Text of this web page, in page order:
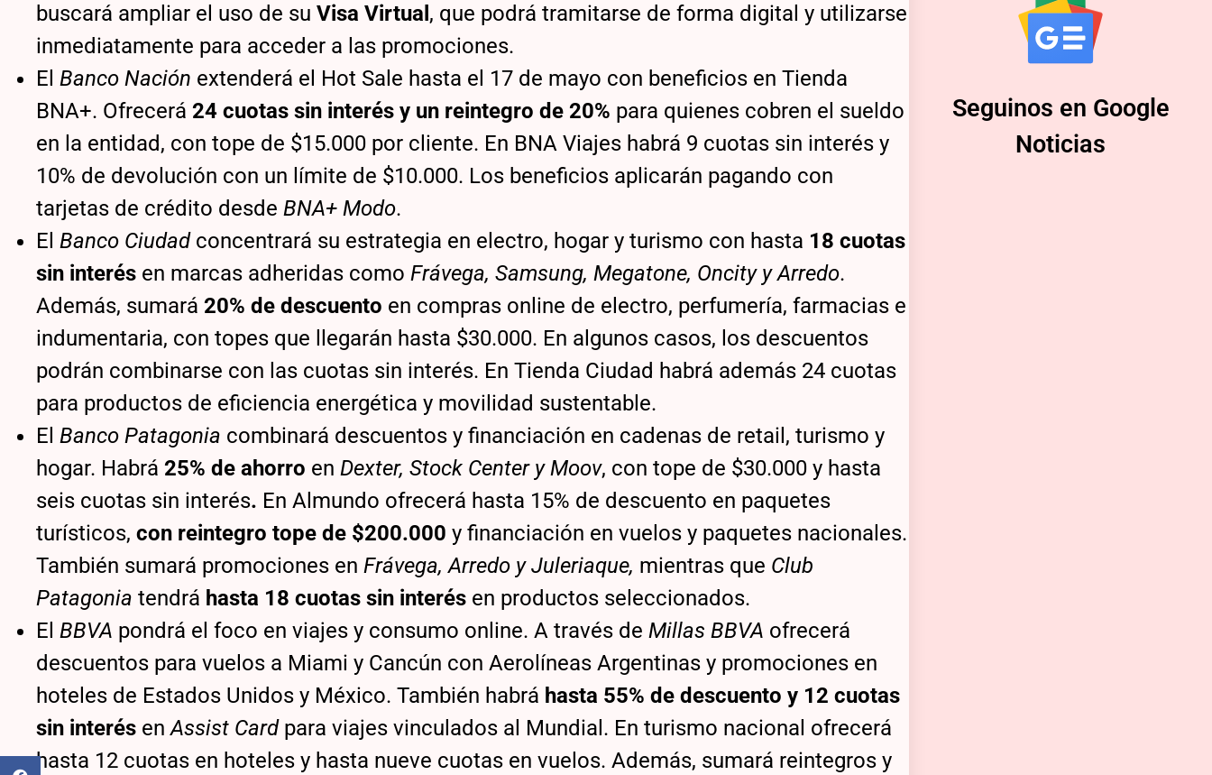
buscará ampliar el uso de su Visa Virtual , que podrá tramitarse de forma digital y utilizarse
inmediatamente para acceder a las promociones.
El Banco Nación extenderá el Hot Sale hasta el 17 de mayo con beneficios en Tienda
BNA+. Ofrecerá 24 cuotas sin interés y un reintegro de 20% para quienes cobren el sueldo
en la entidad, con tope de $15.000 por cliente. En BNA Viajes habrá 9 cuotas sin interés y
10% de devolución con un límite de $10.000. Los beneficios aplicarán pagando con
tarjetas de crédito desde BNA+ Modo.
El Banco Ciudadconcentrará su estrategia en electro, hogar y turismo con hasta 18 cuotas
sin interés en marcas adheridas como Frávega, Samsung, Megatone, Oncity y Arredo.
Además, sumará 20% de descuento en compras online de electro, perfumería, farmacias e
indumentaria, con topes que llegarán hasta $30.000. En algunos casos, los descuentos
podrán combinarse con las cuotas sin interés. En Tienda Ciudad habrá además 24 cuotas
para productos de eficiencia energética y movilidad sustentable.
El Banco Patagonia combinará descuentos y financiación en cadenas de retail, turismo y
hogar. Habrá 25% de ahorro en Dexter, Stock Center y Moov, con tope de $30.000 y hasta
seis cuotas sin interés. En Almundo ofrecerá hasta 15% de descuento en paquetes
turísticos, con reintegro tope de $200.000 y financiación en vuelos y paquetes nacionales.
También sumará promociones en Frávega, Arredo y Juleriaque, mientras que Club
Patagonia tendrá hasta 18 cuotas sin interés en productos seleccionados.
El BBVA pondrá el foco en viajes y consumo online. A través de Millas BBVA ofrecerá
descuentos para vuelos a Miami y Cancún con Aerolíneas Argentinas y promociones en
hoteles de Estados Unidos y México. También habrá hasta 55% de descuento y 12 cuotas
sin interés en Assist Cardpara viajes vinculados al Mundial. En turismo nacional ofrecerá
hasta 12 cuotas en hoteles y hasta nueve cuotas en vuelos. Además, sumará reintegros y
Seguinos en Google
Noticias